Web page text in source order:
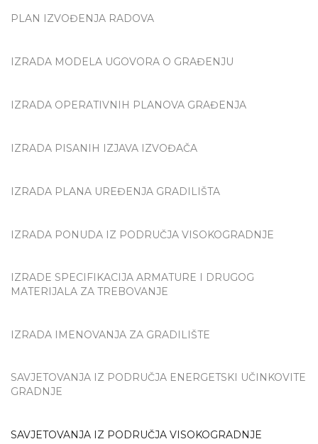
PLAN IZVOĐENJA RADOVA
IZRADA MODELA UGOVORA O GRAĐENJU
IZRADA OPERATIVNIH PLANOVA GRAĐENJA
IZRADA PISANIH IZJAVA IZVOĐAČA
IZRADA PLANA UREĐENJA GRADILIŠTA
IZRADA PONUDA IZ PODRUČJA VISOKOGRADNJE
IZRADE SPECIFIKACIJA ARMATURE I DRUGOG
MATERIJALA ZA TREBOVANJE
IZRADA IMENOVANJA ZA GRADILIŠTE
SAVJETOVANJA IZ PODRUČJA ENERGETSKI UČINKOVITE
GRADNJE
SAVJETOVANJA IZ PODRUČJA VISOKOGRADNJE